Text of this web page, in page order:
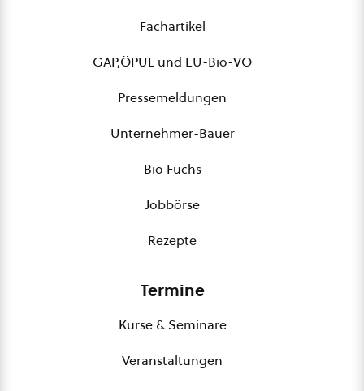
Fachartikel
GAP,ÖPUL und EU-Bio-VO
Pressemeldungen
Unternehmer-Bauer
Bio Fuchs
Jobbörse
Rezepte
Termine
Kurse & Seminare
Veranstaltungen